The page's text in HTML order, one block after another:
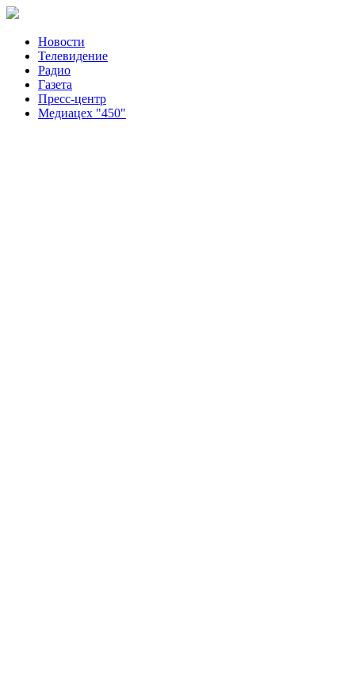
Новости
Телевидение
Радио
Газета
Пресс-центр
Медиацех "450"